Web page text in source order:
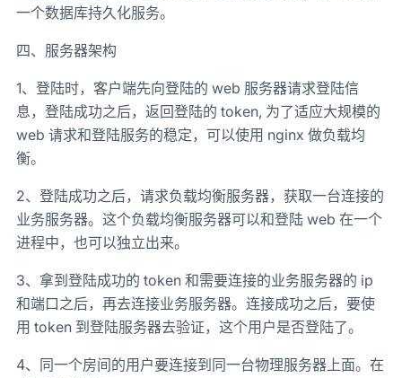
一个数据库持久化服务。
四、服务器架构
1、登陆时，客户端先向登陆的 web 服务器请求登陆信
息，登陆成功之后，返回登陆的 token, 为了适应大规模的
web 请求和登陆服务的稳定，可以使用 nginx 做负载均
衡。
2、登陆成功之后，请求负载均衡服务器，获取一台连接的
业务服务器。这个负载均衡服务器可以和登陆 web 在一个
进程中，也可以独立出来。
3、拿到登陆成功的 token 和需要连接的业务服务器的 ip
和端口之后，再去连接业务服务器。连接成功之后，要使
用 token 到登陆服务器去验证，这个用户是否登陆了。
4、同一个房间的用户要连接到同一台物理服务器上面。在